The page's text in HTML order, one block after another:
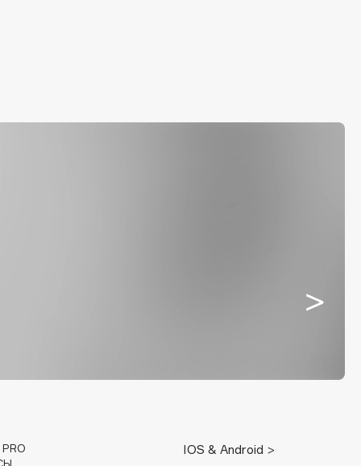
PRO
IOS & Android >